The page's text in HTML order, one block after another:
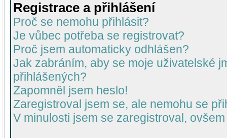
Registrace a přihlášení
Proč se nemohu přihlásit?
Je vůbec potřeba se registrovat?
Proč jsem automaticky odhlášen?
Jak zabráním, aby se moje uživatelské
přihlášených?
Zapomněl jsem heslo!
Zaregistroval jsem se, ale nemohu se
V minulosti jsem se zaregistroval,